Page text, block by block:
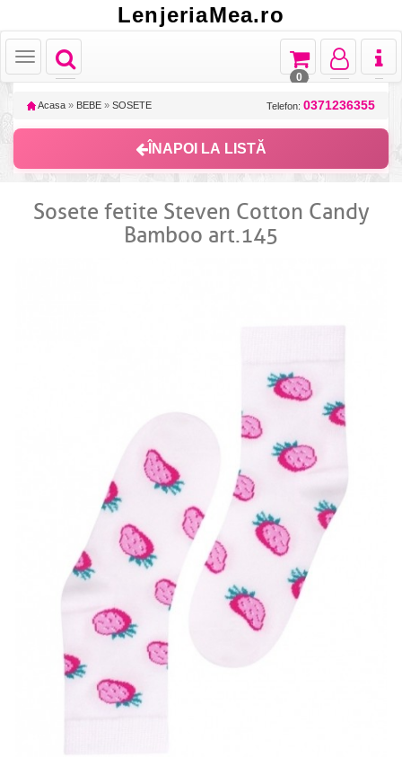
LenjeriaMea.ro
Toggle
navigation
Toggle
Toggle
navigation
Toggle
navigation
Toggle
navigation
0
Acasa » BEBE » SOSETE Telefon: 0371236355
ÎNAPOI LA LISTĂ
Sosete fetite Steven Cotton Candy
Bamboo art.145